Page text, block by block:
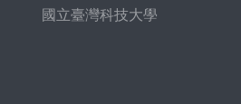
國立臺灣科技大學